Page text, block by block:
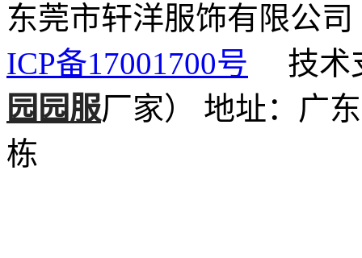
东莞市轩洋服饰有限
ICP备17001700号 技术
园园服厂家） 地址：广
栋